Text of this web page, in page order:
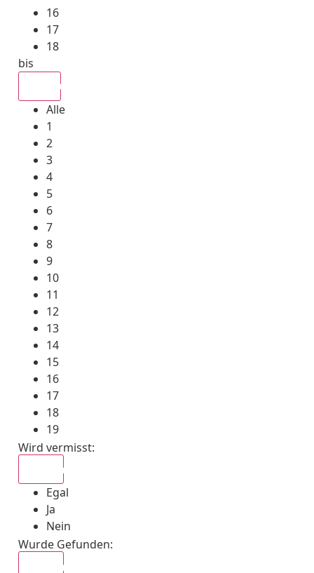
16
17
18
bis
Alle
1
2
3
4
5
6
7
8
9
10
11
12
13
14
15
16
17
18
19
Wird vermisst:
Egal
Ja
Nein
Wurde Gefunden: